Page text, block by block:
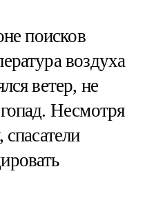
поисков
воздуха
ветер, не
Несмотря